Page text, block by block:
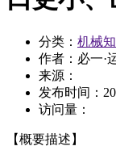
分类： 机械
作者：必一·
来源：
发布时间：
访问量：
【概要描述】